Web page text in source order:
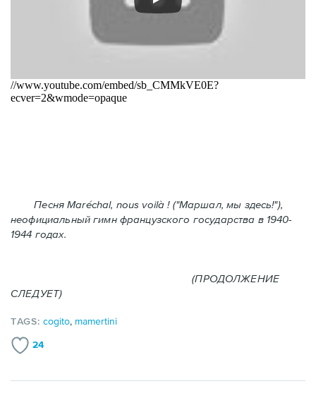
Песня Maréchal, nous voilà ! ("Маршал, мы здесь!"),
неофициальный гимн французского государства в 1940-
1944 годах.
(ПРОДОЛЖЕНИЕ
СЛЕДУЕТ)
TAGS:cogito, mamertini
24